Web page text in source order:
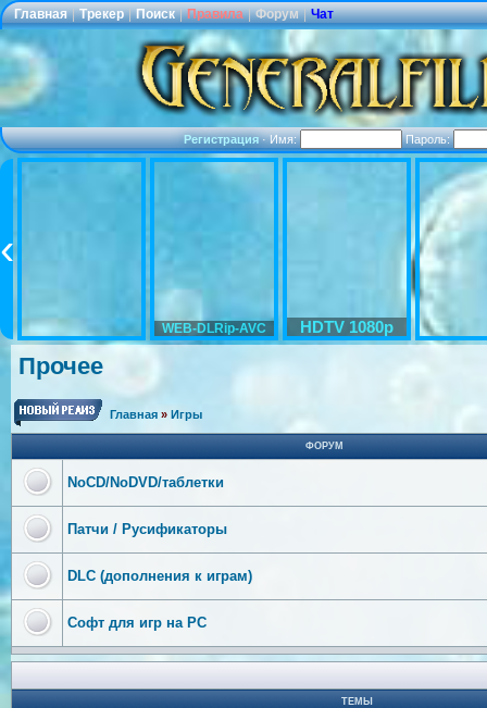
Главная | Трекер | Поиск | Правила | Форум | Чат
Регистрация·Имя: Пароль:
WEB-DLRip-AVC HDTV 1080p
Прочее
Главная » Игры
ФОРУМ
NoCD/NoDVD/таблетки
Патчи / Русификаторы
DLC (дополнения к играм)
Софт для игр на PC
ТЕМЫ